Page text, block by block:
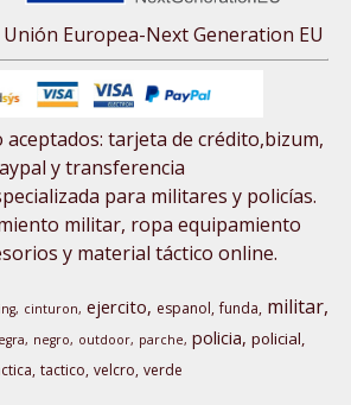
Europea-Next Generation EU
tarjeta de crédito,bizum,
y transferencia
para militares y policías.
militar, ropa equipamiento
y material táctico online.
cinturon ejercito espanol funda militar
negro outdoor parche policia policial
tactico velcro verde